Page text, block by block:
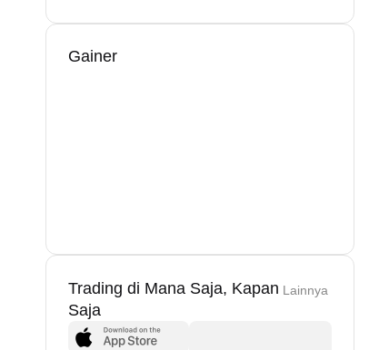
Gainer
Trading di Mana Saja, Kapan
Saja
Lainnya